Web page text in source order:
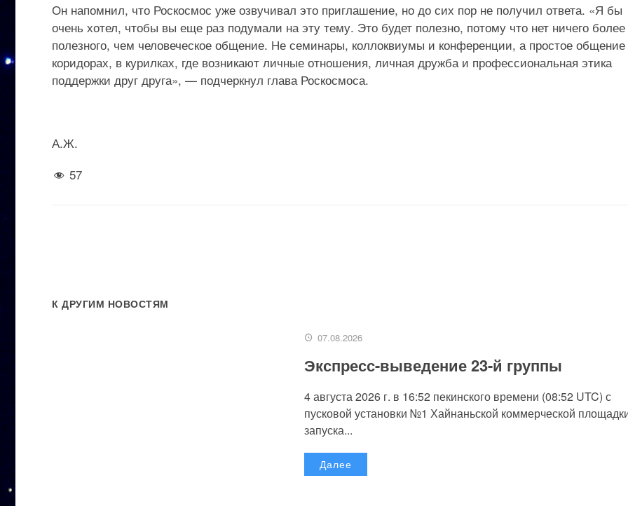
Он напомнил, что Роскосмос уже озвучивал это приглашение, но до сих пор не получил ответа. «Я бы
очень хотел, чтобы вы еще раз подумали на эту тему. Это будет полезно, потому что нет ничего более
полезного, чем человеческое общение. Не семинары, коллоквиумы и конференции, а простое
коридорах, в курилках, где возникают личные отношения, личная дружба и профессиональная этика
поддержки друг друга», — подчеркнул глава Роскосмоса.
А.Ж.
57
К ДРУГИМ НОВОСТЯМ
07.08.2026
Экспресс-выведение 23-й группы
4 августа 2026 г. в 16:52 пекинского времени (08:52 UTC) с
пусковой установки №1 Хайнаньской коммерческой
запуска...
Далее